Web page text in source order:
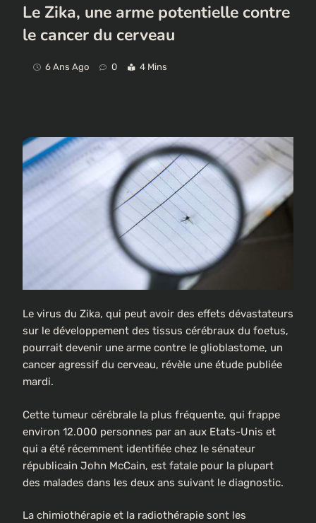
Le Zika, une arme potentielle contre
le cancer du cerveau
6 Ans Ago 0 4 Mins
Le virus du Zika, qui peut avoir des effets dévastateurs
sur le développement des tissus cérébraux du foetus,
pourrait devenir une arme contre le glioblastome, un
cancer agressif du cerveau, révèle une étude publiée
mardi.
Cette tumeur cérébrale la plus fréquente, qui frappe
environ 12.000 personnes par an aux Etats-Unis et
qui a été récemment identifiée chez le sénateur
républicain John McCain, est fatale pour la plupart
des malades dans les deux ans suivant le diagnostic.
La chimiothérapie et la radiothérapie sont les